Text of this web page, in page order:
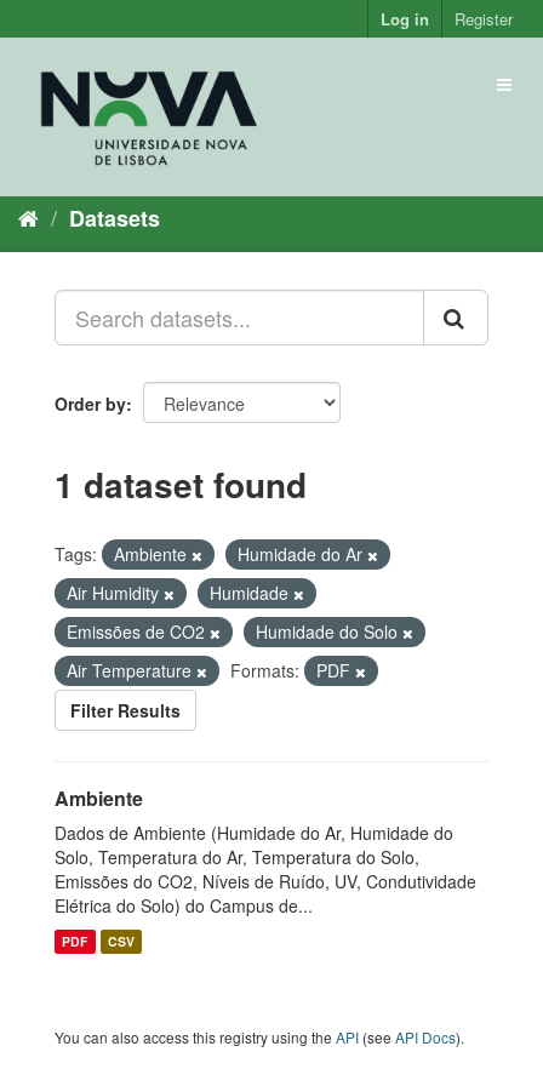
to
Log in Register
Datasets
Order by
1 dataset found
Tags: Ambiente
Humidade do Ar
Air Humidity
Humidade
Emissões de CO2
Humidade do Solo
Air Temperature
Formats:
PDF
Filter Results
Ambiente
Dados de Ambiente (Humidade do Ar, Humidade do
Solo, Temperatura do Ar, Temperatura do Solo,
Emissões do CO2, Níveis de Ruído, UV, Condutividade
Elétrica do Solo) do Campus de...
PDF CSV
You can also access this registry using the API (see API Docs).